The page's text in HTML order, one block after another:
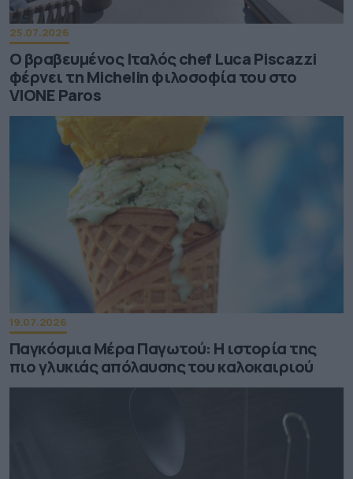
25.07.2026
Ο βραβευμένος Ιταλός chef Luca Piscazzi
φέρνει τη Michelin φιλοσοφία του στο
VIONE Paros
19.07.2026
Παγκόσμια Μέρα Παγωτού: Η ιστορία της
πιο γλυκιάς απόλαυσης του καλοκαιριού